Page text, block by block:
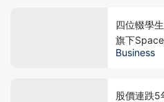
Business
四位輟學生
旗下
程最後拼圖
股價連跌5